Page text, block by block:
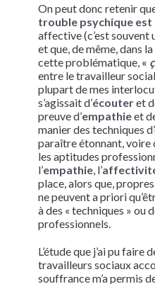
On peut donc retenir
trouble psychique
affective (c’est souvent
et que, de même, dans
cette problématique, «
entre le travailleur
plupart de mes
s’agissait d’écouteret
preuve d’empathieet
manier des techniques
paraître étonnant, voire
les aptitudes
l’empathie, l’
place, alors que,
ne peuvent a priori
à des « techniques » ou
professionnels.
L’étude que j’ai pu faire
travailleurs sociaux
souffrance m’a permis